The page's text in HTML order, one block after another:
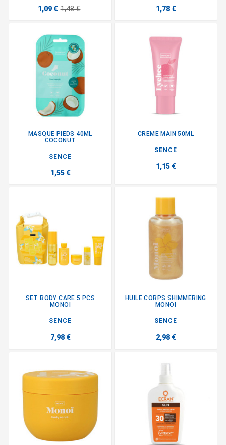
1,09 € 1,48 € 1,78 €
MASQUE PIEDS 40ML
COCONUT
SENCE
1,55 €
CREME MAIN 50ML
SENCE
1,15 €
SET BODY CARE 5 PCS
MONOI
SENCE
7,98 €
HUILE CORPS SHIMMERING
MONOI
SENCE
2,98 €